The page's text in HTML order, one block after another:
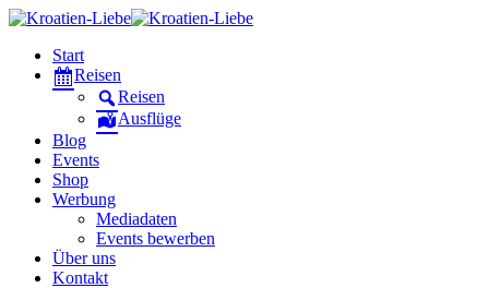
Start
Reisen
Reisen
Ausflüge
Blog
Events
Shop
Werbung
Mediadaten
Events bewerben
Über uns
Kontakt